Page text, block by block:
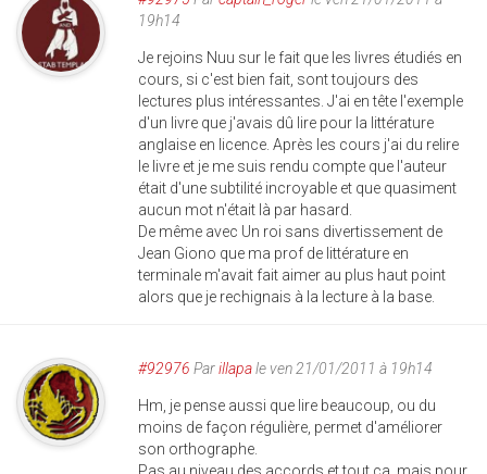
19h14
Je rejoins Nuu sur le fait que les livres étudiés en
cours, si c'est bien fait, sont toujours des
lectures plus intéressantes. J'ai en tête l'exemple
d'un livre que j'avais dû lire pour la littérature
anglaise en licence. Après les cours j'ai du relire
le livre et je me suis rendu compte que l'auteur
était d'une subtilité incroyable et que quasiment
aucun mot n'était là par hasard.
De même avec Un roi sans divertissement de
Jean Giono que ma prof de littérature en
terminale m'avait fait aimer au plus haut point
alors que je rechignais à la lecture à la base.
#92976 Parillapale ven 21/01/2011 à 19h14
Hm, je pense aussi que lire beaucoup, ou du
moins de façon régulière, permet d'améliorer
son orthographe.